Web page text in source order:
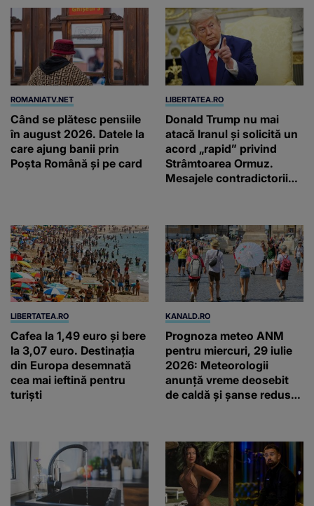
ROMANIATV.NET
Când se plătesc pensiile
în august 2026. Datele la
care ajung banii prin
Poșta Română și pe card
LIBERTATEA.RO
Donald Trump nu mai
atacă Iranul și solicită un
acord „rapid” privind
Strâmtoarea Ormuz.
Mesajele contradictorii
LIBERTATEA.RO
Cafea la 1,49 euro și bere
la 3,07 euro. Destinația
din Europa desemnată
cea mai ieftină pentru
turiști
KANALD.RO
Prognoza meteo ANM
pentru miercuri, 29 iulie
2026: Meteorologii
anunță vreme deosebit
de caldă și șanse reduse